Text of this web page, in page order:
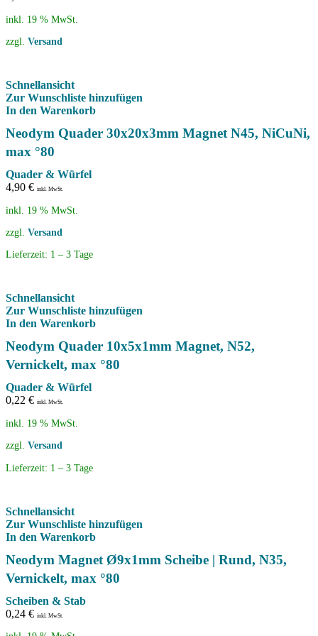
inkl. 19 % MwSt.
zzgl. Versand
Schnellansicht
Zur Wunschliste hinzufügen
In den Warenkorb
Neodym Quader 30x20x3mm Magnet N45, NiCuNi,
max °80
Quader & Würfel
4,90 € inkl. MwSt.
inkl. 19 % MwSt.
zzgl. Versand
Lieferzeit: 1 – 3 Tage
Schnellansicht
Zur Wunschliste hinzufügen
In den Warenkorb
Neodym Quader 10x5x1mm Magnet, N52,
Vernickelt, max °80
Quader & Würfel
0,22 € inkl. MwSt.
inkl. 19 % MwSt.
zzgl. Versand
Lieferzeit: 1 – 3 Tage
Schnellansicht
Zur Wunschliste hinzufügen
In den Warenkorb
Neodym Magnet Ø9x1mm Scheibe | Rund, N35,
Vernickelt, max °80
Scheiben & Stab
0,24 € inkl. MwSt.